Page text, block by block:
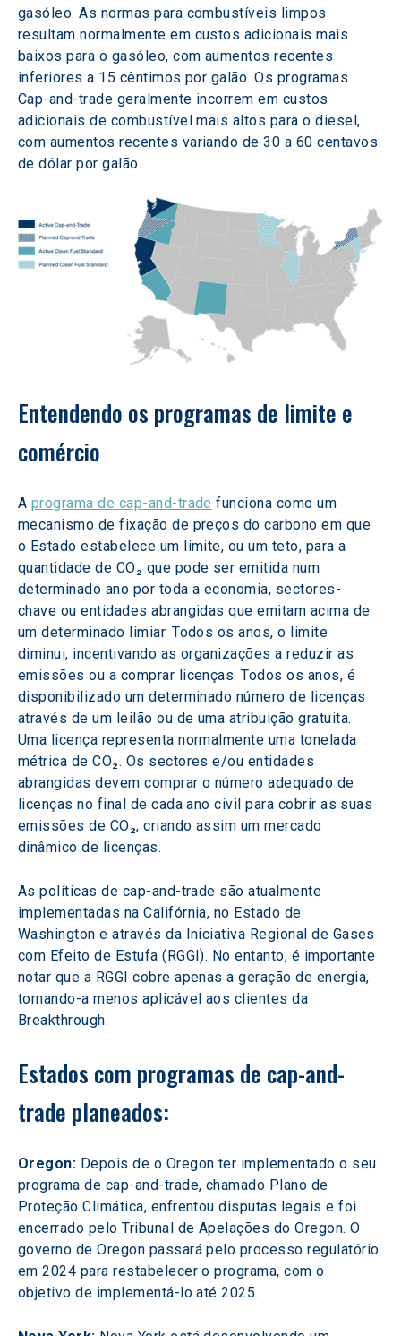
gasóleo. As normas para combustíveis limpos
resultam normalmente em custos adicionais mais
baixos para o gasóleo, com aumentos recentes
inferiores a 15 cêntimos por galão. Os programas
Cap-and-trade geralmente incorrem em custos
adicionais de combustível mais altos para o diesel,
com aumentos recentes variando de 30 a 60 centavos
de dólar por galão.
Entendendo os programas de limite e
comércio
A programa de cap-and-trade funciona como um
mecanismo de fixação de preços do carbono em que
o Estado estabelece um limite, ou um teto, para a
quantidade de CO₂ que pode ser emitida num
determinado ano por toda a economia, sectores-
chave ou entidades abrangidas que emitam acima de
um determinado limiar. Todos os anos, o limite
diminui, incentivando as organizações a reduzir as
emissões ou a comprar licenças. Todos os anos, é
disponibilizado um determinado número de licenças
através de um leilão ou de uma atribuição gratuita.
Uma licença representa normalmente uma tonelada
métrica de CO₂. Os sectores e/ou entidades
abrangidas devem comprar o número adequado de
licenças no final de cada ano civil para cobrir as suas
emissões de CO₂, criando assim um mercado
dinâmico de licenças.
As políticas de cap-and-trade são atualmente
implementadas na Califórnia, no Estado de
Washington e através da Iniciativa Regional de Gases
com Efeito de Estufa (RGGI). No entanto, é importante
notar que a RGGI cobre apenas a geração de energia,
tornando-a menos aplicável aos clientes da
Breakthrough.
Estados com programas de cap-and-
trade planeados:
Oregon: Depois de o Oregon ter implementado o seu
programa de cap-and-trade, chamado Plano de
Proteção Climática, enfrentou disputas legais e foi
encerrado pelo Tribunal de Apelações do Oregon. O
governo de Oregon passará pelo processo regulatório
em 2024 para restabelecer o programa, com o
objetivo de implementá-lo até 2025.